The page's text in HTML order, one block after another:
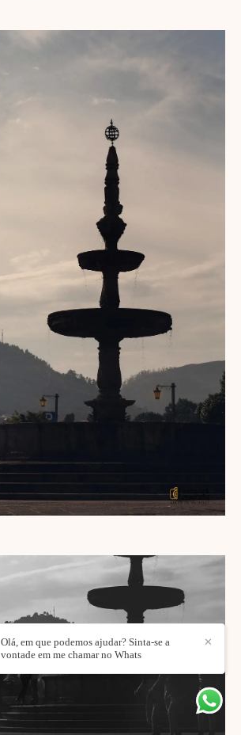
✕
Olá, em que podemos ajudar? Sinta-se a
vontade em me chamar no Whats